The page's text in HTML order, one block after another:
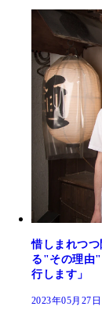
惜しまれつ
る"その理由
行します」
2023年05月27